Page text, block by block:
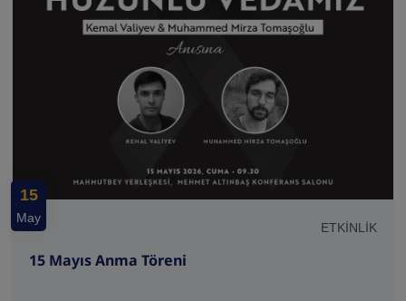
15
May
ETKİNLİK
15 Mayıs Anma Töreni